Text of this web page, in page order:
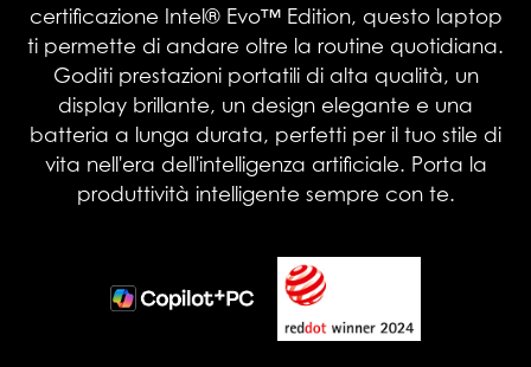
certificazione Intel® Evo™ Edition, questo laptop
ti permette di andare oltre la routine quotidiana.
Goditi prestazioni portatili di alta qualità, un
display brillante, un design elegante e una
batteria a lunga durata, perfetti per il tuo stile di
vita nell'era dell'intelligenza artificiale. Porta la
produttività intelligente sempre con te.